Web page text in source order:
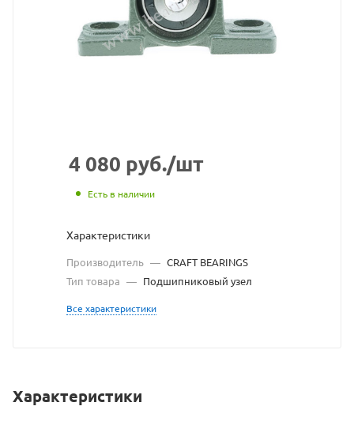
4 080 руб./шт
Есть в наличии
Характеристики
Производитель — CRAFT BEARINGS
Тип товара — Подшипниковый узел
Все характеристики
Характеристики